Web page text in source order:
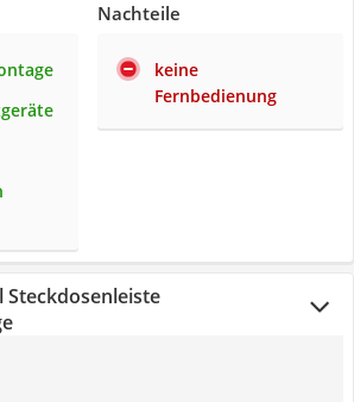
Nachteile
keine
Fernbedienung